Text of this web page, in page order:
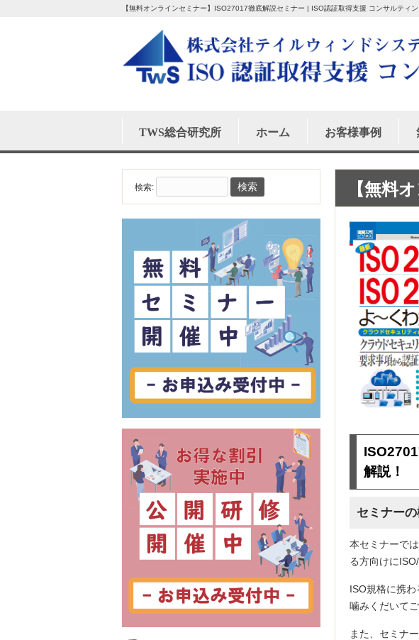
【無料オンラインセミナー】ISO27017徹底解説セミナー | ISO認証取得支援 コンサルティン
TWS総合研究所 ホーム お客様事例
【無料
解説！
セミナー
本セミナーで
る方向けに
ISO規格に携
噛みくだいて
また、セミナ
検索: